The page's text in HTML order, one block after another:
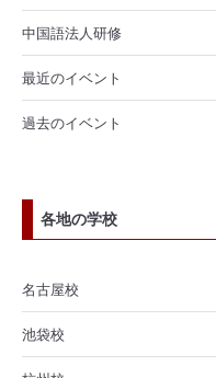
中国語法人研修
最近のイベント
過去のイベント
各地の学校
名古屋校
池袋校